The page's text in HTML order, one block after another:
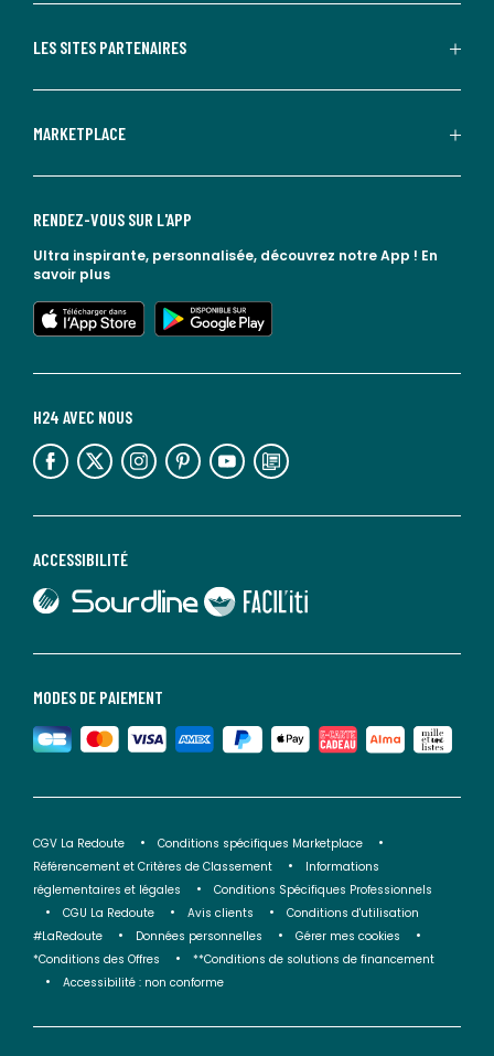
LES SITES PARTENAIRES
MARKETPLACE
MODES DE PAIEMENT
ACCESSIBILITÉ
lien vers Sourdline
lien vers Faciliti
H24 AVEC NOUS
lien vers l'espace réseaux sociaux lien vers l'espace réseaux sociaux lien vers l'espace réseaux sociaux lien vers l'espace réseaux sociaux lien vers l'espace réseaux sociaux lien vers le blog la redoute
RENDEZ-VOUS SUR L'APP
Ultra inspirante, personnalisée, découvrez notre App ! En
savoir plus
lien vers l'app store
lien vers google play
CGV La Redoute
Conditions spécifiques Marketplace
Référencement et Critères de Classement
Informations
réglementaires et légales
Conditions Spécifiques Professionnels
CGU La Redoute
Avis clients
Conditions d'utilisation
#LaRedoute
Données personnelles
Gérer mes cookies
*Conditions des Offres
**Conditions de solutions de financement
Accessibilité : non conforme